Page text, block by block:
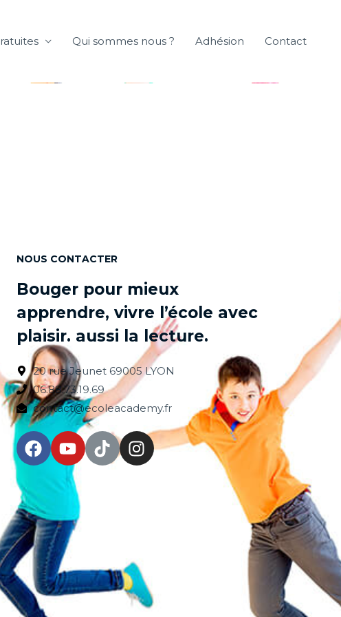
Qui sommes nous ? Adhésion Contact
NOUS CONTACTER
Bouger pour mieux
apprendre, vivre l’école avec
plaisir. aussi la lecture.
20 rue Jeunet 69005 LYON
06.88.73.19.69
contact@ecoleacademy.fr